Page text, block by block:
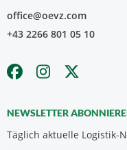
office@oevz.com
+43 2266 801 05 10
NEWSLETTER
Täglich aktuelle Logistik-